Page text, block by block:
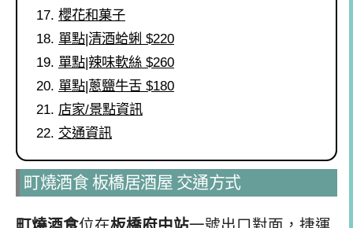
櫻花和菓子
單點|清酒蛤蜊 $220
單點|辣味軟絲 $260
單點|蔥鹽牛舌 $180
店家/景點資訊
交通資訊
町燒酒食 板橋居酒屋 交通方式